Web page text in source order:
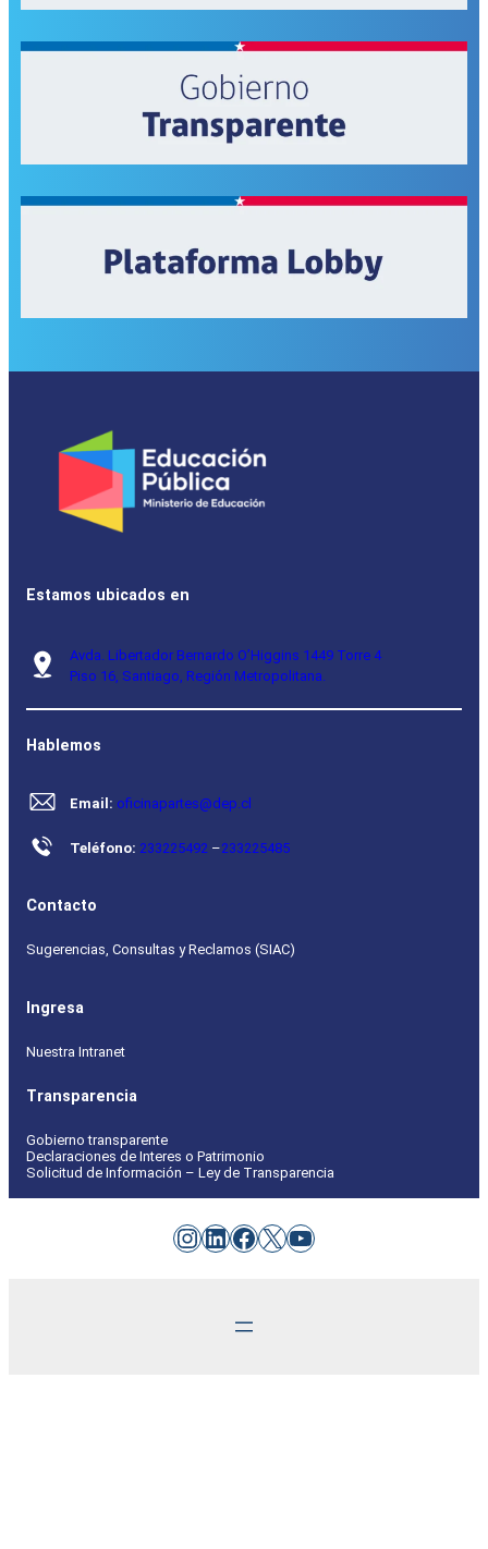
Estamos ubicados en
Avda. Libertador Bernardo O’Higgins 1449 Torre 4
Piso 16, Santiago, Región Metropolitana.
Hablemos
Email: oficinapartes@dep.cl
Teléfono: 233225492 –233225485
Contacto
Sugerencias, Consultas y Reclamos (SIAC)
Ingresa
Nuestra Intranet
Transparencia
Gobierno transparente
Declaraciones de Interes o Patrimonio
Solicitud de Información – Ley de Transparencia
Instagram
LinkedIn
Facebook
X YouTube